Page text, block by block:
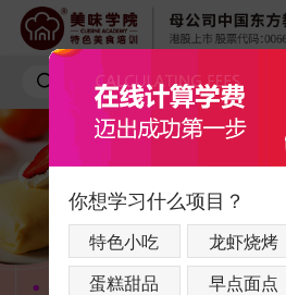
你想学习什么项目？
特色小吃 龙虾烧烤
蛋糕甜品
早点面点